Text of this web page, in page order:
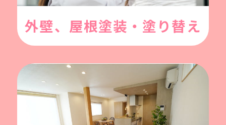
外壁、屋根塗装・塗り替え